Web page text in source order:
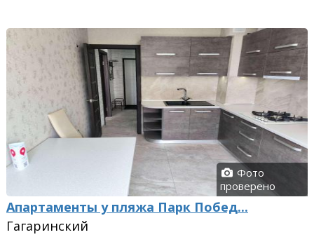
Фото
проверено
Апартаменты у пляжа Парк Побед...
Гагаринский